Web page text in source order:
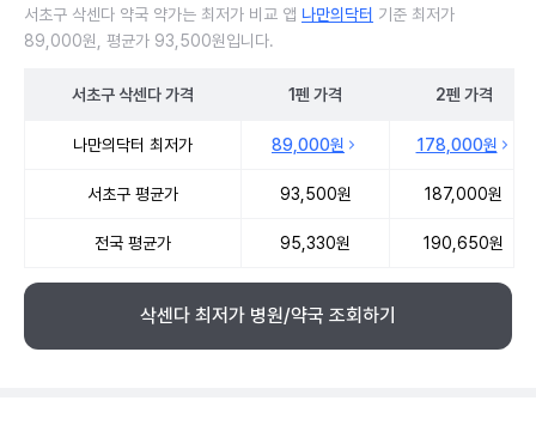
서초구 삭센다 약국 약가는 최저가 비교 앱 나만의닥터 기준 최저가
89,000원, 평균가 93,500원입니다.
서초구 삭센다가격 1펜 가격 2펜 가격
나만의닥터 최저가 89,000원 178,000원
서초구 평균가 93,500원 187,000원
전국 평균가 95,330원 190,650원
삭센다 최저가 병원/약국 조회하기